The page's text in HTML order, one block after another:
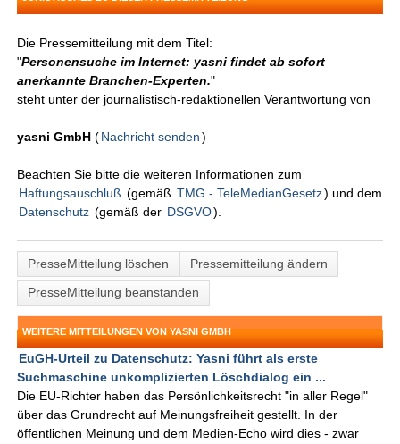
Die Pressemitteilung mit dem Titel:
"Personensuche im Internet: yasni findet ab sofort
anerkannte Branchen-Experten."
steht unter der journalistisch-redaktionellen Verantwortung von
yasni GmbH (Nachricht senden )
Beachten Sie bitte die weiteren Informationen zum
Haftungsauschluß (gemäß TMG - TeleMedianGesetz) und dem
Datenschutz (gemäß der DSGVO).
PresseMitteilung löschen
Pressemitteilung ändern
PresseMitteilung beanstanden
WEITERE MITTEILUNGEN VON YASNI GMBH
EuGH-Urteil zu Datenschutz: Yasni führt als erste
Suchmaschine unkomplizierten Löschdialog ein ...
Die EU-Richter haben das Persönlichkeitsrecht "in aller Regel"
über das Grundrecht auf Meinungsfreiheit gestellt. In der
öffentlichen Meinung und dem Medien-Echo wird dies - zwar